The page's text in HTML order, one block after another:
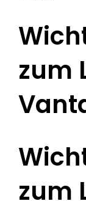
zum
zum